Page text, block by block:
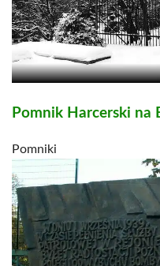
Pomnik Harcerski na
Pomniki